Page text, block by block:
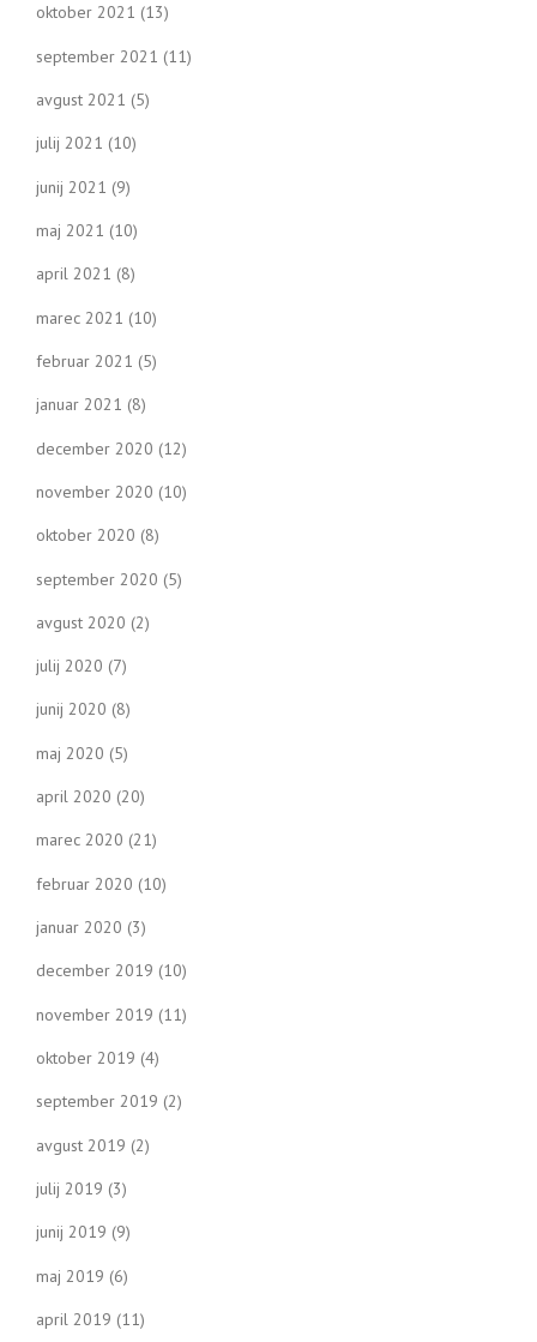
oktober 2021 (13)
september 2021 (11)
avgust 2021 (5)
julij 2021 (10)
junij 2021 (9)
maj 2021 (10)
april 2021 (8)
marec 2021 (10)
februar 2021 (5)
januar 2021 (8)
december 2020 (12)
november 2020 (10)
oktober 2020 (8)
september 2020 (5)
avgust 2020 (2)
julij 2020 (7)
junij 2020 (8)
maj 2020 (5)
april 2020 (20)
marec 2020 (21)
februar 2020 (10)
januar 2020 (3)
december 2019 (10)
november 2019 (11)
oktober 2019 (4)
september 2019 (2)
avgust 2019 (2)
julij 2019 (3)
junij 2019 (9)
maj 2019 (6)
april 2019 (11)